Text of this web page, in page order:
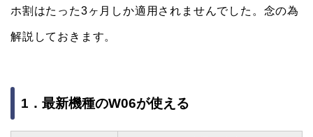
ホ割はたった3ヶ月しか適用されませんでした。念の為
解説しておきます。
1．最新機種のW06が使える